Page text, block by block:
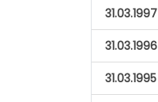
31.03.1997
31.03.1996
31.03.1995